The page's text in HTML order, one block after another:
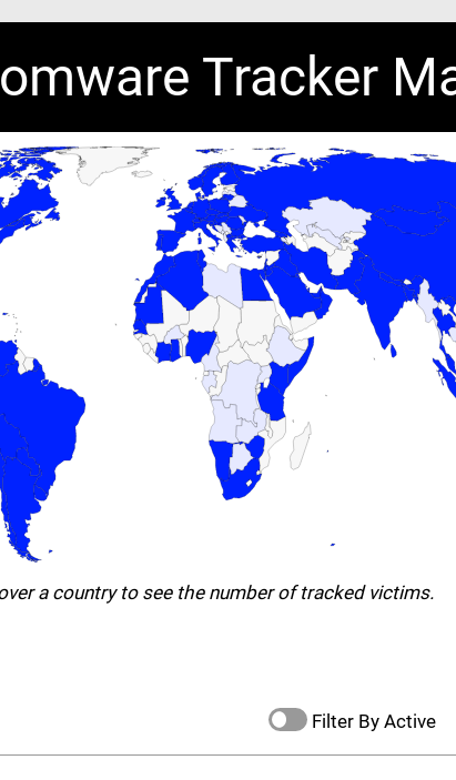
Tracker
a country to see the number of tracked victims.
Filter By Active